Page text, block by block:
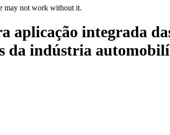
may not work without it.
aplicação integrada
da indústria